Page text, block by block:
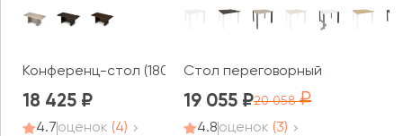
Конференц-стол (1800*900*750) 4СК.018 ТАЙМ-МАКС /
18 425
4.7оценок (4)
Стол переговорный (1
19 055 20 058
4.8оценок (3)